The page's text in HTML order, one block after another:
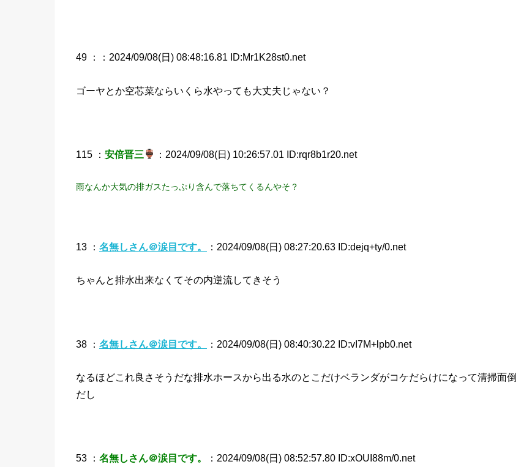
49 ： ：2024/09/08(日) 08:48:16.81 ID:Mr1K28st0.net
ゴーヤとか空芯菜ならいくら水やっても大丈夫じゃない？
115 ： 安倍晋三 ：2024/09/08(日) 10:26:57.01 ID:rqr8b1r20.net
雨なんか大気の排ガスたっぷり含んで落ちてくるんやそ？
13 ： 名無しさん＠涙目です。 ：2024/09/08(日) 08:27:20.63 ID:dejq+ty/0.net
ちゃんと排水出来なくてその内逆流してきそう
38 ： 名無しさん＠涙目です。 ：2024/09/08(日) 08:40:30.22 ID:vI7M+lpb0.net
なるほどこれ良さそうだな排水ホースから出る水のとこだけベランダがコケだらけになって清掃面倒
だし
53 ： 名無しさん＠涙目です。 ：2024/09/08(日) 08:52:57.80 ID:xOUI88m/0.net